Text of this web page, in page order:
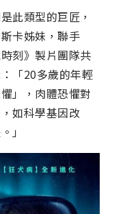
類型的巨匠，
卡姊妹，聯手
刻》製片團隊共
「20多歲的年輕
」，肉體恐懼對
如科學基因改
」